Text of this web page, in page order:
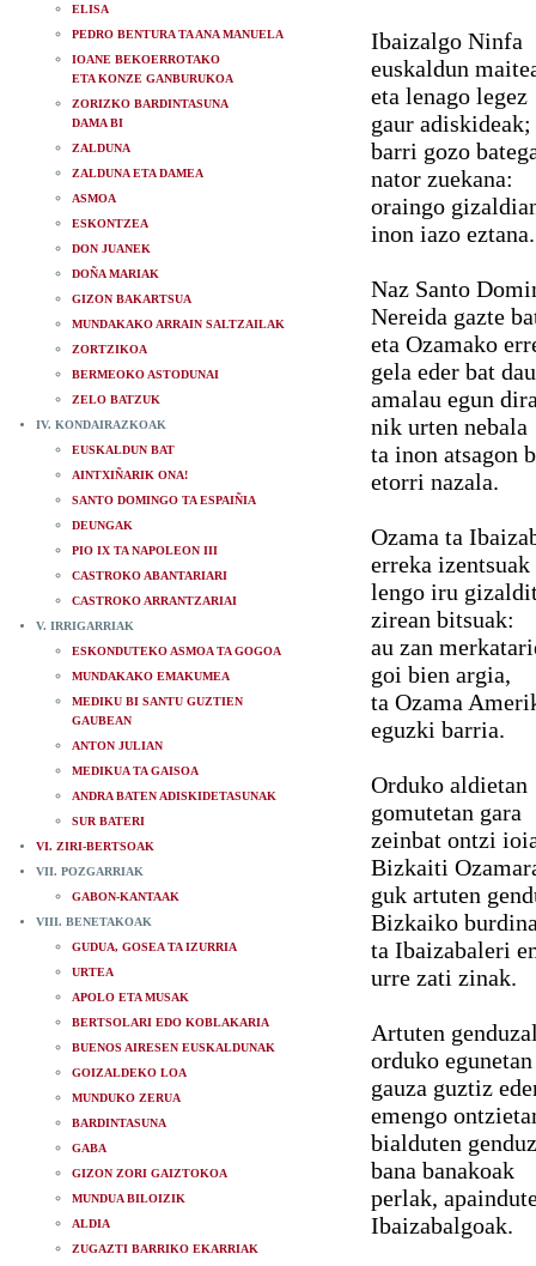
ELISA
PEDRO BENTURA TA ANA MANUELA
IOANE BEKOERROTAKO
ETA KONZE GANBURUKOA
ZORIZKO BARDINTASUNA
DAMA BI
ZALDUNA
ZALDUNA ETA DAMEA
ASMOA
ESKONTZEA
DON JUANEK
DOÑA MARIAK
GIZON BAKARTSUA
MUNDAKAKO ARRAIN SALTZAILAK
ZORTZIKOA
BERMEOKO ASTODUNAI
ZELO BATZUK
IV. KONDAIRAZKOAK
EUSKALDUN BAT
AINTXIÑARIK ONA!
SANTO DOMINGO TA ESPAIÑIA
DEUNGAK
PIO IX TA NAPOLEON III
CASTROKO ABANTARIARI
CASTROKO ARRANTZARIAI
V. IRRIGARRIAK
ESKONDUTEKO ASMOA TA GOGOA
MUNDAKAKO EMAKUMEA
MEDIKU BI SANTU GUZTIEN
GAUBEAN
ANTON JULIAN
MEDIKUA TA GAISOA
ANDRA BATEN ADISKIDETASUNAK
SUR BATERI
VI. ZIRI-BERTSOAK
VII. POZGARRIAK
GABON-KANTAAK
VIII. BENETAKOAK
GUDUA, GOSEA TA IZURRIA
URTEA
APOLO ETA MUSAK
BERTSOLARI EDO KOBLAKARIA
BUENOS AIRESEN EUSKALDUNAK
GOIZALDEKO LOA
MUNDUKO ZERUA
BARDINTASUNA
GABA
GIZON ZORI GAIZTOKOA
MUNDUA BILOIZIK
ALDIA
ZUGAZTI BARRIKO EKARRIAK
Ibaizalgo Ninfa
euskaldun
eta lenago legez
gaur adiskideak;
barri gozo
nator zuekana:
oraingo
inon iazo eztana.
Naz Santo
Nereida gazte
eta Ozamako
gela eder bat
amalau egun
nik urten nebala
ta inon atsagon
etorri nazala.
Ozama ta
erreka izentsuak
lengo iru
zirean bitsuak:
au zan
goi bien argia,
ta Ozama
eguzki barria.
Orduko aldietan
gomutetan gara
zeinbat ontzi
Bizkaiti
guk artuten
Bizkaiko
ta Ibaizabaleri
urre zati zinak.
Artuten
orduko egunetan
gauza guztiz
emengo
bialduten
bana banakoak
perlak,
Ibaizabalgoak.